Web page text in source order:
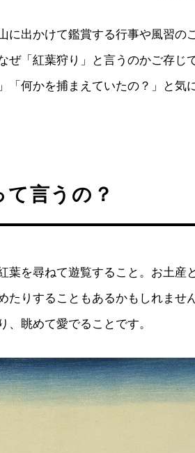
に出かけて鑑賞する行事や風習の
ぜ「紅葉狩り」と言うのかご存じ
「何かを捕まえていたの？」と気
言うの？
葉を尋ねて遊覧すること。お土産
たりすることもあるかもしれませ
眺めて愛でることです。